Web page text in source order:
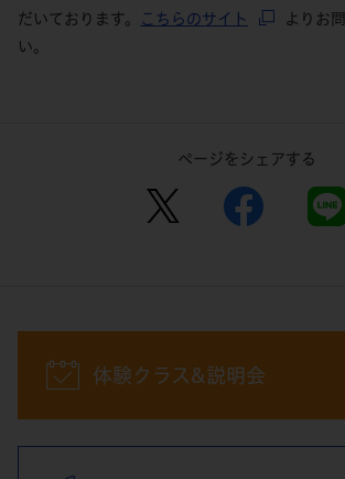
だいております。
こちらのサイト
よりお
い。
ページをシェアする
体験クラス&説明会